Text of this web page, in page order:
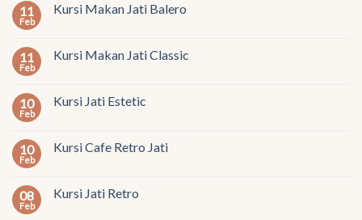
11
Feb
Kursi Makan Jati Balero
11
Feb
Kursi Makan Jati Classic
10
Feb
Kursi Jati Estetic
10
Feb
Kursi Cafe Retro Jati
08
Feb
Kursi Jati Retro